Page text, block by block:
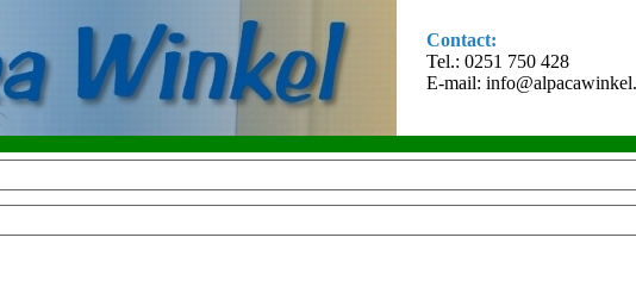
Contact:
Tel.: 0251 750 428
E-mail: